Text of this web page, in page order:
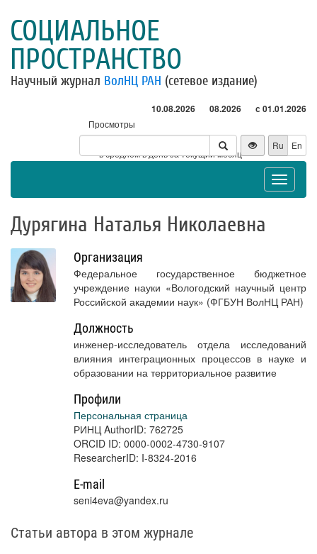
СОЦИАЛЬНОЕ
ПРОСТРАНСТВО
Научный журнал ВолНЦ РАН (сетевое издание)
10.08.2026 08.2026 с 01.01.2026
Просмотры
Посетители
* - в среднем в день за текущий месяц
Ru En
Toggle
Дурягина Наталья Николаевна
Организация
Федеральное государственное бюджетное
учреждение науки «Вологодский научный центр
Российской академии наук» (ФГБУН ВолНЦ РАН)
Должность
инженер-исследователь отдела исследований
влияния интеграционных процессов в науке и
образовании на территориальное развитие
Профили
Персональная страница
РИНЦ AuthorID: 762725
ORCID ID: 0000-0002-4730-9107
ResearcherID: I-8324-2016
E-mail
seni4eva@yandex.ru
Статьи автора в этом журнале